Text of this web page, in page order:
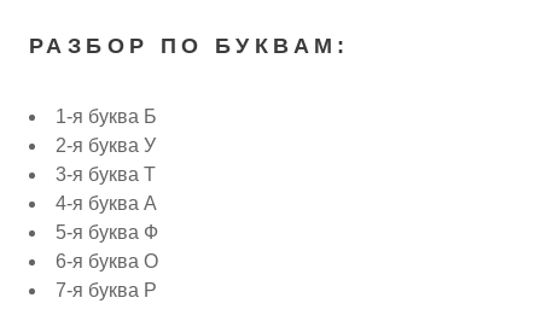
РАЗБОР ПО БУКВАМ:
1-я буква Б
2-я буква У
3-я буква Т
4-я буква А
5-я буква Ф
6-я буква О
7-я буква Р